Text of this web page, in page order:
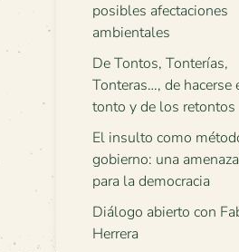
posibles afectaciones
ambientales
De Tontos, Tonterías,
Tonteras…, de hacerse
tonto y de los retontos
El insulto como
gobierno: una amenaza
para la democracia
Diálogo abierto con
Herrera